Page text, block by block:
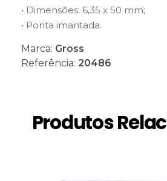
• Dimensões: 6,35 x 50 mm;
• Ponta imantada.
Marca: Gross
Referência: 20486
Produtos